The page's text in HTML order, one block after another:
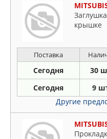
крышке
Поставка
Сегодня 30
Сегодня 9
Другие